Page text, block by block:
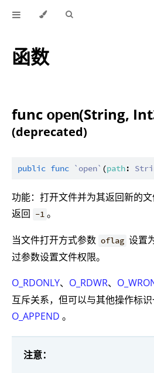
函数
func open(String,
(deprecated)
public func `open` (path:
功能：打开文件并为其返回新的
返回 -1 。
当文件打开方式参数 oflag 设置
过参数设置文件权限。
O_RDONLY、 O_RDWR、
互斥关系，但可以与其他操作标
O_APPEND 。
注意：